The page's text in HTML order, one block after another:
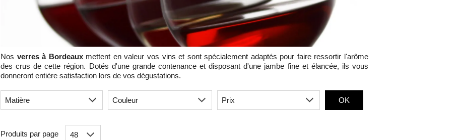
Nos verres à Bordeauxmettent en valeur vos vins et sont spécialement adaptés pour faire ressortir l'arôme
des crus de cette région. Dotés d'une grande contenance et disposant d'une jambe fine et élancée, ils vous
donneront entière satisfaction lors de vos dégustations.
OK
Produits par page